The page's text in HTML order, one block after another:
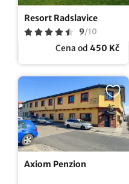
Resort Radslavice
9/10
Cena od 450 Kč
Axiom Penzion